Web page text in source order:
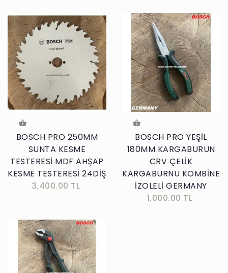
BOSCH PRO 250MM
SUNTA KESME
TESTERESİ MDF AHŞAP
KESME TESTERESİ 24DİŞ
3,400.00 TL
BOSCH PRO YEŞİL
180MM KARGABURUN
CRV ÇELİK
KARGABURNU KOMBİNE
İZOLELİ GERMANY
1,000.00 TL